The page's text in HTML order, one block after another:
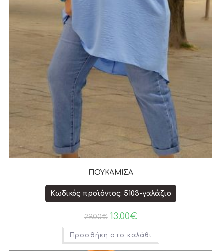
ΠΟΥΚΑΜΙΣΑ
Κωδικός προϊόντος: 5103-γαλάζιο
29.00€ 13.00€
Προσθήκη στο καλάθι